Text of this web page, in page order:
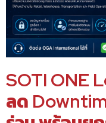
SOTI ONE
ลด